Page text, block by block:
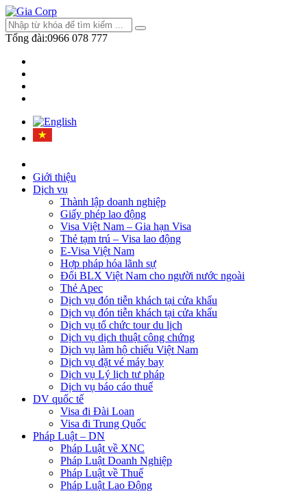
Tổng đài:0966 078 777
Giới thiệu
Dịch vụ
Thành lập doanh nghiệp
Giấy phép lao động
Visa Việt Nam – Gia hạn Visa
Thẻ tạm trú – Visa lao động
E-Visa Việt Nam
Hợp pháp hóa lãnh sự
Đổi BLX Việt Nam cho người nước ngoài
Thẻ Apec
Dịch vụ đón tiễn khách tại cửa khẩu
Dịch vụ đón tiễn khách tại cửa khẩu
Dịch vụ tổ chức tour du lịch
Dịch vụ dịch thuật công chứng
Dịch vụ làm hộ chiếu Việt Nam
Dịch vụ đặt vé máy bay
Dịch vụ Lý lịch tư pháp
Dịch vụ báo cáo thuế
DV quốc tế
Visa đi Đài Loan
Visa đi Trung Quốc
Pháp Luật – DN
Pháp Luật về XNC
Pháp Luật Doanh Nghiệp
Pháp Luật về Thuế
Pháp Luật Lao Động